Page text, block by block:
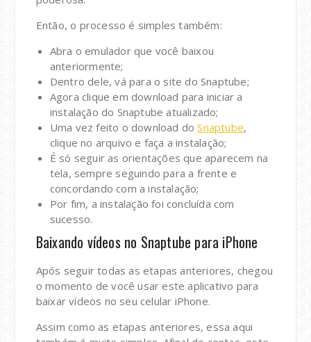
Então, o processo é simples também:
Abra o emulador que você baixou
anteriormente;
Dentro dele, vá para o site do Snaptube;
Agora clique em download para iniciar a
instalação do Snaptube atualizado;
Uma vez feito o download doSnaptube,
clique no arquivo e faça a instalação;
É só seguir as orientações que aparecem na
tela, sempre seguindo para a frente e
concordando com a instalação;
Por fim, a instalação foi concluída com
sucesso.
Baixando vídeos no Snaptube para iPhone
Após seguir todas as etapas anteriores, chegou
o momento de você usar este aplicativo para
baixar vídeos no seu celular iPhone.
Assim como as etapas anteriores, essa aqui